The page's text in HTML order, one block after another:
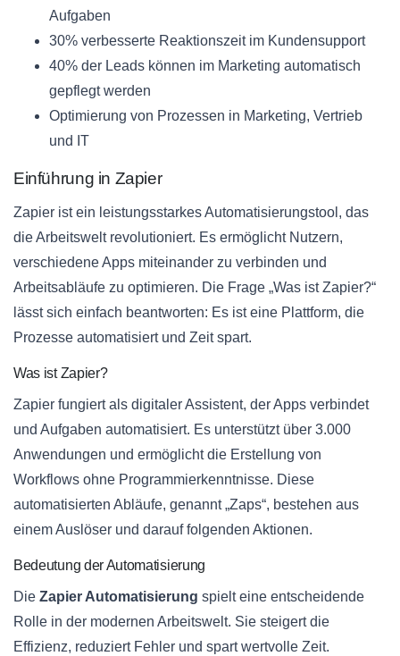
Aufgaben
30% verbesserte Reaktionszeit im Kundensupport
40% der Leads können im Marketing automatisch
gepflegt werden
Optimierung von Prozessen in Marketing, Vertrieb
und IT
Einführung in Zapier
Zapier ist ein leistungsstarkes Automatisierungstool, das
die Arbeitswelt revolutioniert. Es ermöglicht Nutzern,
verschiedene Apps miteinander zu verbinden und
Arbeitsabläufe zu optimieren. Die Frage „Was ist Zapier?“
lässt sich einfach beantworten: Es ist eine Plattform, die
Prozesse automatisiert und Zeit spart.
Was ist Zapier?
Zapier fungiert als digitaler Assistent, der Apps verbindet
und Aufgaben automatisiert. Es unterstützt über 3.000
Anwendungen und ermöglicht die Erstellung von
Workflows ohne Programmierkenntnisse. Diese
automatisierten Abläufe, genannt „Zaps“, bestehen aus
einem Auslöser und darauf folgenden Aktionen.
Bedeutung der Automatisierung
Die Zapier Automatisierung spielt eine entscheidende
Rolle in der modernen Arbeitswelt. Sie steigert die
Effizienz, reduziert Fehler und spart wertvolle Zeit.